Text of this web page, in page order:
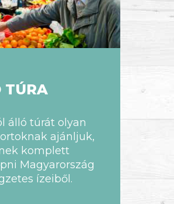
TÚRA
álló túrát olyan
ajánljuk,
komplett
Magyarország
ízeiből.